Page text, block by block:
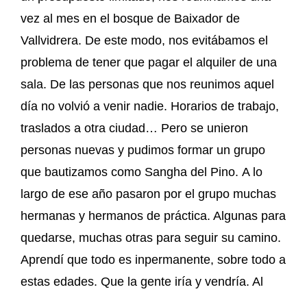
vez al mes en el bosque de Baixador de
Vallvidrera. De este modo, nos evitábamos el
problema de tener que pagar el alquiler de una
sala. De las personas que nos reunimos aquel
día no volvió a venir nadie. Horarios de trabajo,
traslados a otra ciudad… Pero se unieron
personas nuevas y pudimos formar un grupo
que bautizamos como Sangha del Pino. A lo
largo de ese año pasaron por el grupo muchas
hermanas y hermanos de práctica. Algunas para
quedarse, muchas otras para seguir su camino.
Aprendí que todo es inpermanente, sobre todo a
estas edades. Que la gente iría y vendría. Al